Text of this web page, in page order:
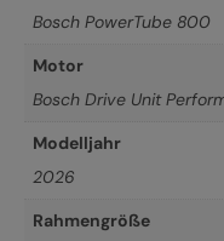
Bosch PowerTube 800
Motor
Bosch Drive Unit
Modelljahr
2026
Rahmengröße